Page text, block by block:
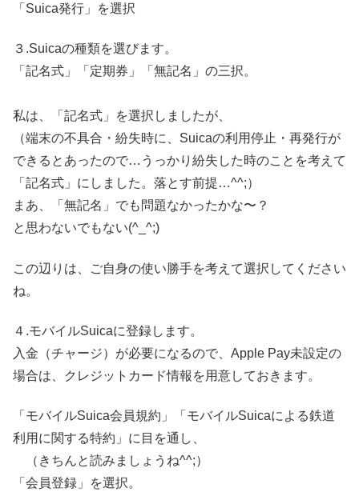
「Suica発行」を選択
３.Suicaの種類を選びます。
「記名式」「定期券」「無記名」の三択。
私は、「記名式」を選択しましたが、
（端末の不具合・紛失時に、Suicaの利用停止・再発行が
できるとあったので…うっかり紛失した時のことを考えて
「記名式」にしました。落とす前提…^^;）
まあ、「無記名」でも問題なかったかな〜？
と思わないでもない(^_^;)
この辺りは、ご自身の使い勝手を考えて選択してください
ね。
４.モバイルSuicaに登録します。
入金（チャージ）が必要になるので、Apple Pay未設定の
場合は、クレジットカード情報を用意しておきます。
「モバイルSuica会員規約」「モバイルSuicaによる鉄道
利用に関する特約」に目を通し、
（きちんと読みましょうね^^;）
「会員登録」を選択。